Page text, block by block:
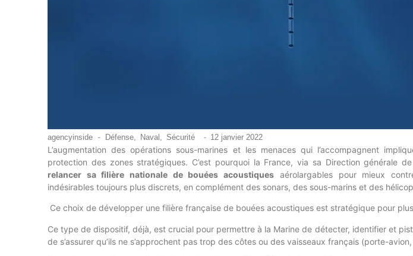
agencyinside - Défense Naval Sécurité - 12 janvier 2022
L’augmentation des opérations sous-marines et les menaces qui l’accompagnent
protection des zones stratégiques. C’est pourquoi la France, via sa Direction générale
relancer sa filière nationale de bouées acoustiques aérolargables pour mieux
indésirables toujours plus discrets, en complément des sonars, des sous-marins et des
Ce choix de développer une filière française de bouées acoustiques est stratégique pour
Ce type de dispositif, déjà, est crucial pour permettre à la Marine de détecter, identifier et
de s’assurer qu’ils ne s’approchent pas trop des côtes ou des vaisseaux français (porte-